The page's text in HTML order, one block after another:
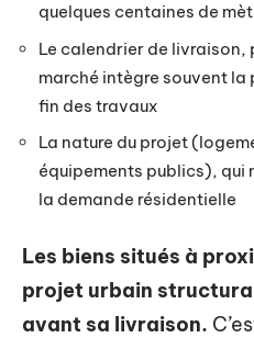
quelques centaines de
Le calendrier de livraison,
marché intègre souvent
fin des travaux
La nature du projet
équipements publics), qui
la demande résidentielle
Les biens situés à
projet urbain
avant sa livraison.